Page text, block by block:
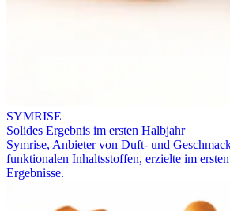
SYMRISE
Solides Ergebnis im ersten Halbjahr
Symrise, Anbieter von Duft- und
funktionalen Inhaltsstoffen, erzielte im
Ergebnisse.